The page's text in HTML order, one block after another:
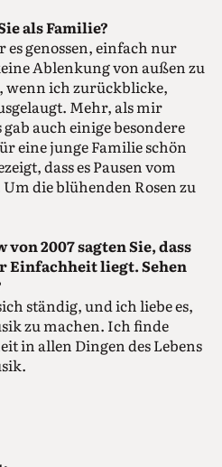
als Familie?
es genossen, einfach nur
Ablenkung von außen zu
wenn ich zurückblicke,
Mehr, als mir
auch einige besondere
eine junge Familie schön
dass es Pausen vom
die blühenden Rosen zu
2007 sagten Sie, dass
Einfachheit liegt. Sehen
ständig, und ich liebe es,
zu machen. Ich finde
in allen Dingen des Lebens